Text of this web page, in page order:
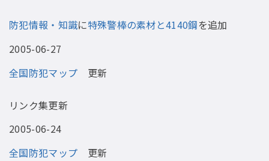
防犯情報・知識に特殊警棒の素材と4140鋼を追加
2005-06-27
全国防犯マップ 更新
リンク集更新
2005-06-24
全国防犯マップ 更新